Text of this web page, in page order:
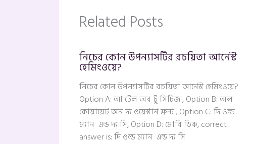
Related Posts
নিচের কোন উপন্যাসটির রচয়িতা আর্নেস্ট
হেমিংওয়ে?
নিচের কোন উপন্যাসটির রচয়িতা আর্নেস্ট হেমিংওয়ে?
Option A: আ টেল অব টু সিটিজ , Option B: অল
কোয়ায়েট অন দ্য ওয়েস্টার্ন ফ্রন্ট , Option C: দি ওল্ড
ম্যান এন্ড দ্য সি, Option D: মোবি ডিক, correct
answer is: দি ওল্ড ম্যান এন্ড দ্য সি